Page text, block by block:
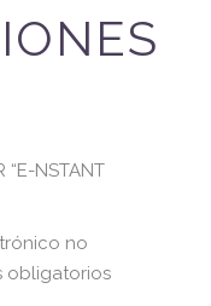
“E-NSTANT
no
obligatorios